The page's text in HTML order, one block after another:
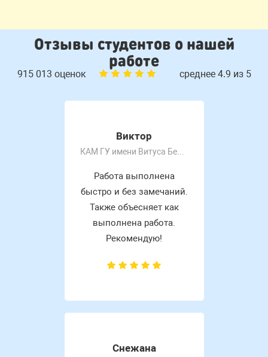
Отзывы студентов о нашей
работе
915 013 оценок среднее 4.9 из 5
Виктор
КАМ ГУ имени Витуса Беринга
Работа выполнена
быстро и без замечаний.
Также объесняет как
выполнена работа.
Рекомендую!
Снежана